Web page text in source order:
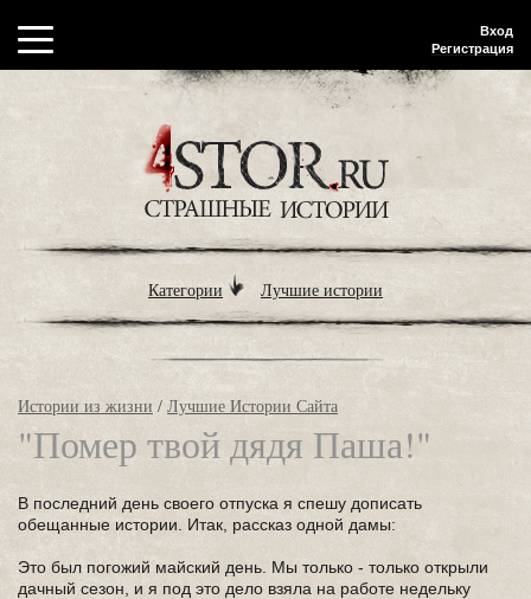
Вход
Регистрация
Категории Лучшие истории
Истории из жизни / Лучшие Истории Сайта
"Помер твой дядя Паша!"
В последний день своего отпуска я спешу дописать
обещанные истории. Итак, рассказ одной дамы:
Это был погожий майский день. Мы только - только открыли
дачный сезон, и я под это дело взяла на работе недельку